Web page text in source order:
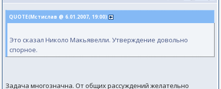
QUOTE(Мстислав @ 6.01.2007, 19:00)
Это сказал Николо Макьявелли. Утверждение довольно
спорное.
Задача многозначна. От общих рассуждений желательно